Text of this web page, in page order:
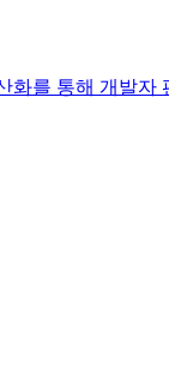
화를 통해 개발